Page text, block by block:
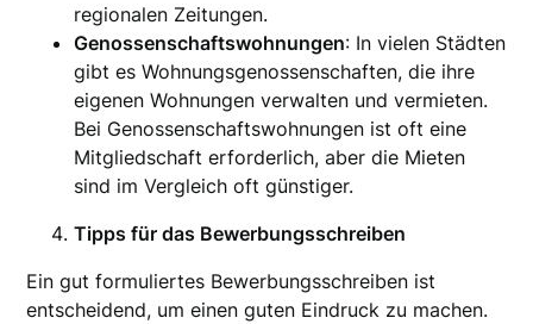
regionalen Zeitungen.
Genossenschaftswohnungen: In vielen Städten
gibt es Wohnungsgenossenschaften, die ihre
eigenen Wohnungen verwalten und vermieten.
Bei Genossenschaftswohnungen ist oft eine
Mitgliedschaft erforderlich, aber die Mieten
sind im Vergleich oft günstiger.
Tipps für das Bewerbungsschreiben
Ein gut formuliertes Bewerbungsschreiben ist
entscheidend, um einen guten Eindruck zu machen.